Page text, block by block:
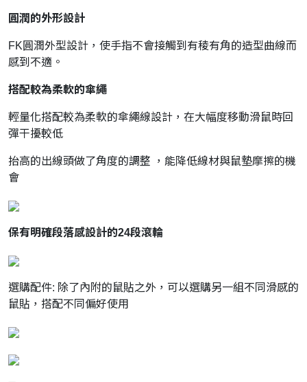
圓潤的外形設計
FK圓潤外型設計，使手指不會接觸到有稜有角的造型曲線而
感到不適。
搭配較為柔軟的傘繩
輕量化搭配較為柔軟的傘繩線設計，在大幅度移動滑鼠時回
彈干擾較低
抬高的出線頭做了角度的調整 ，能降低線材與鼠墊摩擦的機
會
保有明確段落感設計的24段滾輪
選購配件: 除了內附的鼠貼之外，可以選購另一組不同滑感的
鼠貼，搭配不同偏好使用